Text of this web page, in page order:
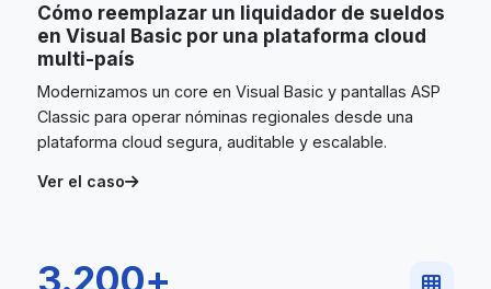
Cómo reemplazar un liquidador de sueldos
en Visual Basic por una plataforma cloud
multi-país
Modernizamos un core en Visual Basic y pantallas ASP
Classic para operar nóminas regionales desde una
plataforma cloud segura, auditable y escalable.
Ver el caso
3.200+